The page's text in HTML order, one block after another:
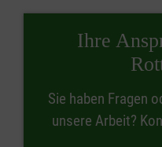
Ihre
Sie haben Fragen
unsere Arbeit?